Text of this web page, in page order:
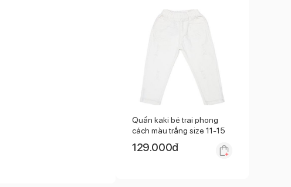
Quần kaki bé trai phong
cách màu trắng size 11-15
129.000đ